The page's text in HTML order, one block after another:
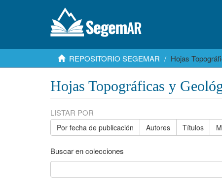
REPOSITORIO SEGEMAR Hojas
Hojas Topográficas y
LISTAR POR
Por fecha de publicación Autores Títulos
Buscar en colecciones